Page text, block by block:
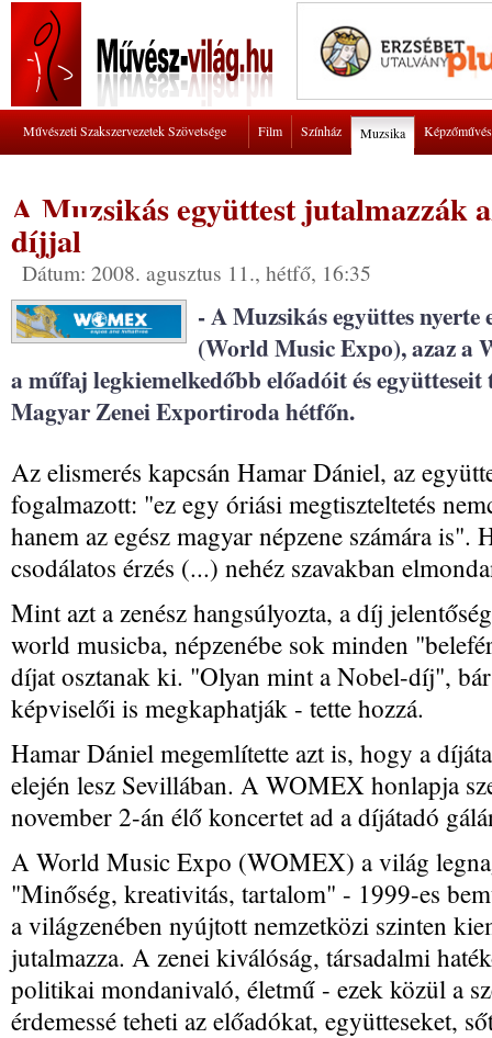
Művészeti Szakszervezetek Szövetsége Film Színház Muzsika
A Muzsikás együttest jutalmazzák
díjjal
Dátum: 2008. agusztus 11., hétfő, 16:35
- A Muzsikás együttes
(World Music Expo), azaz a
a műfaj legkiemelkedőbb előadóit és
Magyar Zenei Exportiroda hétfőn.
Az elismerés kapcsán Hamar Dániel, az
fogalmazott: "ez egy óriási megtiszteltetés
hanem az egész magyar népzene számára is".
csodálatos érzés (...) nehéz szavakban
Mint azt a zenész hangsúlyozta, a díj
world musicba, népzenébe sok minden
díjat osztanak ki. "Olyan mint a Nobel-díj",
képviselői is megkaphatják - tette hozzá.
Hamar Dániel megemlítette azt is, hogy a
elején lesz Sevillában. A WOMEX honlapja
november 2-án élő koncertet ad a díjátadó
A World Music Expo (WOMEX) a világ
"Minőség, kreativitás, tartalom" - 1999-es
a világzenében nyújtott nemzetközi szinten
jutalmazza. A zenei kiválóság, társadalmi
politikai mondanivaló, életmű - ezek közül a
érdemessé teheti az előadókat, együtteseket,